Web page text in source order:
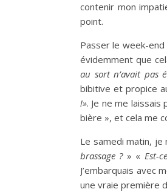
contenir mon
point.
Passer le week-end
évidemment que
au sort n’avait pas
bibitive et propice
!». Je ne me
bière », et cela me
Le samedi matin, je
brassage ?» « Est-
J’embarquais avec
une vraie première